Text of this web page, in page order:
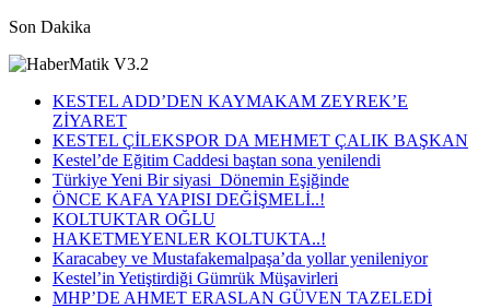
Son Dakika
KESTEL ADD’DEN KAYMAKAM ZEYREK’E
ZİYARET
KESTEL ÇİLEKSPOR DA MEHMET ÇALIK BAŞKAN
Kestel’de Eğitim Caddesi baştan sona yenilendi
Türkiye Yeni Bir siyasi Dönemin Eşiğinde
ÖNCE KAFA YAPISI DEĞİŞMELİ..!
KOLTUKTAR OĞLU
HAKETMEYENLER KOLTUKTA..!
Karacabey ve Mustafakemalpaşa’da yollar yenileniyor
Kestel’in Yetiştirdiği Gümrük Müşavirleri
MHP’DE AHMET ERASLAN GÜVEN TAZELEDİ